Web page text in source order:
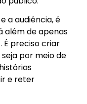
a audiência, é
além de apenas
É preciso criar
por meio de
e reter